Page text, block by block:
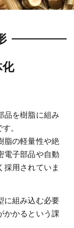
品を樹脂に組み
。
脂の軽量性や絶
電子部品や自動
採用されていま
に組み込む必要
かかるという課